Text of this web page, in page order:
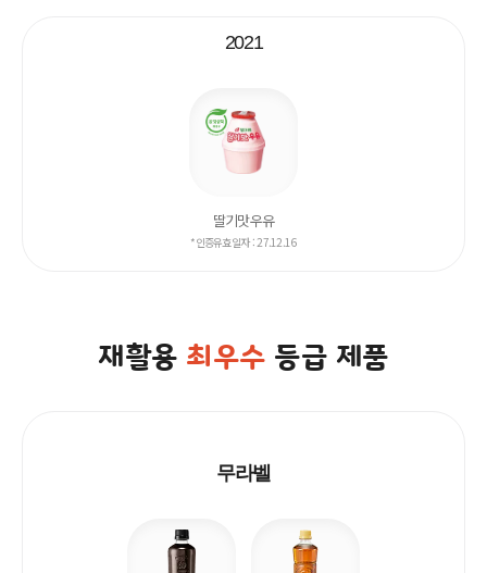
2021
딸기맛우유
*인증유효일자 : 27.12.16
재활용 최우수 등급 제품
무라벨